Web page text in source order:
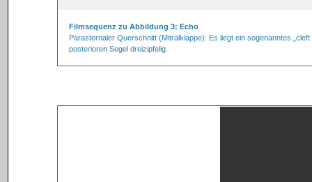
Filmsequenz zu Abbildung 3: Echo
Parasternaler Querschnitt (Mitralklappe): Es liegt ein sogenanntes
posterioren Segel dreizipfelig.